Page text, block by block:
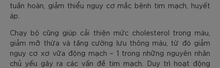
tuần hoàn, giảm thiểu nguy cơ mắc bệnh tim mạch, huyết
áp.
Chạy bộ cũng giúp cải thiện mức cholesterol trong máu,
giảm mỡ thừa và tăng cường lưu thông máu, từ đó giảm
nguy cơ xơ vữa động mạch – 1 trong những nguyên nhân
chủ yếu gây ra các vấn đề tim mạch. Duy trì hoạt động